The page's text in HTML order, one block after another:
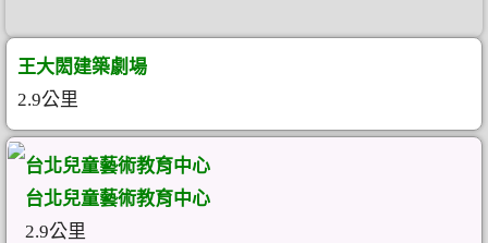
王大閎建築劇場
2.9公里
台北兒童藝術教育中心
台北兒童藝術教育中心
2.9公里